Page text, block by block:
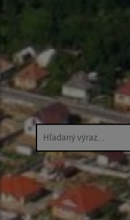
Hľadaný výraz...